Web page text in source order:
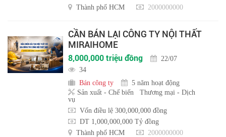
Thành phố HCM 2000000000
CẦN BÁN LẠI CÔNG TY NỘI THẤT
MIRAIHOME
8,000,000 triệu đồng
22/07
34
Bán công ty
5 năm hoạt động
Sản xuất - Chế biến
Thương mại - Dịch
vụ
Vốn điều lệ 300,000,000 đồng
DT 1,000,000,000 Tỷ đồng
Thành phố HCM
2000000000